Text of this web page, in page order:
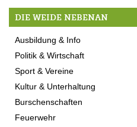
DIE WEIDE NEBENAN
Ausbildung & Info
Politik & Wirtschaft
Sport & Vereine
Kultur & Unterhaltung
Burschenschaften
Feuerwehr